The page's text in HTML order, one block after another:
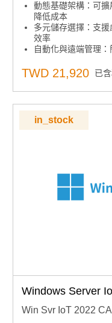
動態基礎架構：可
降低成本
多元儲存選擇：支
效率
自動化與遠端管理
下單須知：嵌入式授
前請確認型號正確
TWD 21,920 已
in_stock
Windows Server
Win Svr IoT 2022